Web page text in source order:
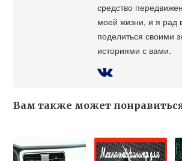
средство
моей жизни, и я рад
поделиться своими
историями с вами.
Вам также может